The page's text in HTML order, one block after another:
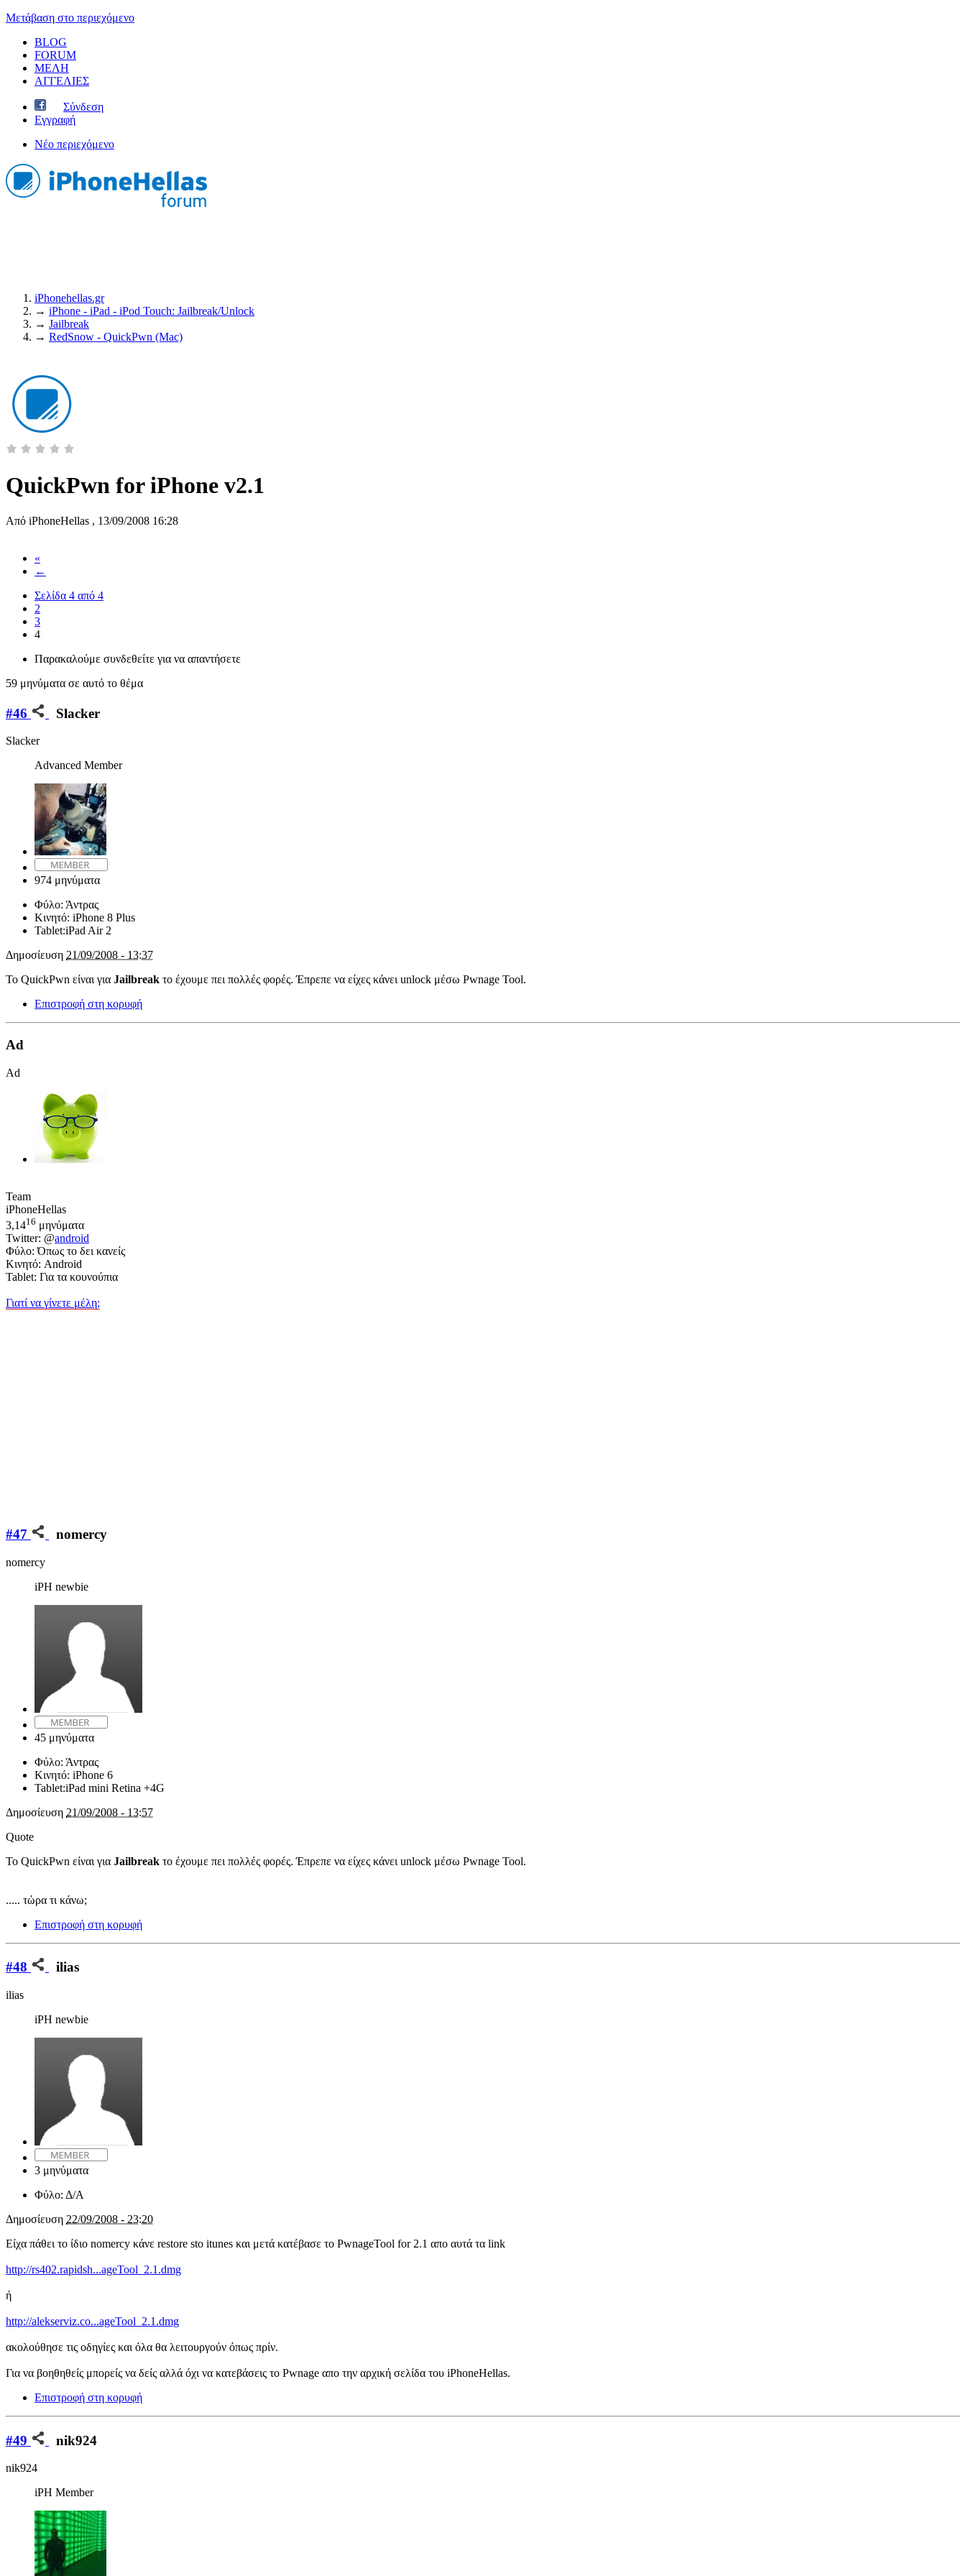
Μετάβαση στο περιεχόμενο
BLOG
FORUM
ΜΕΛΗ
ΑΓΓΕΛΙΕΣ
Σύνδεση
Εγγραφή
Νέο περιεχόμενο
iPhonehellas.gr
→ iPhone - iPad - iPod Touch: Jailbreak/Unlock
→ Jailbreak
→ RedSnow - QuickPwn (Mac)
QuickPwn for iPhone v2.1
Από iPhoneHellas , 13/09/2008 16:28
«
←
Σελίδα 4 από 4
2
3
4
Παρακαλούμε συνδεθείτε για να απαντήσετε
59 μηνύματα σε αυτό το θέμα
#46 Slacker
Slacker
Advanced Member
974 μηνύματα
Φύλο: Άντρας
Κινητό: iPhone 8 Plus
Tablet:iPad Air 2
Δημοσίευση 21/09/2008 - 13:37
Το QuickPwn είναι για Jailbreak το έχουμε πει πολλές φορές. Έπρεπε να είχες κάνει unlock μέσω Pwnage Tool.
Επιστροφή στη κορυφή
Ad
Ad
Team
iPhoneHellas
3,1416 μηνύματα
Twitter: @android
Φύλο: Όπως το δει κανείς
Κινητό: Android
Tablet: Για τα κουνούπια
Γιατί να γίνετε μέλη;
#47 nomercy
nomercy
iPH newbie
45 μηνύματα
Φύλο: Άντρας
Κινητό: iPhone 6
Tablet:iPad mini Retina +4G
Δημοσίευση 21/09/2008 - 13:57
Quote
Το QuickPwn είναι για Jailbreak το έχουμε πει πολλές φορές. Έπρεπε να είχες κάνει unlock μέσω Pwnage Tool.
..... τώρα τι κάνω;
Επιστροφή στη κορυφή
#48 ilias
ilias
iPH newbie
3 μηνύματα
Φύλο: Δ/Α
Δημοσίευση 22/09/2008 - 23:20
Είχα πάθει το ίδιο nomercy κάνε restore sto itunes και μετά κατέβασε το PwnageTool for 2.1 απο αυτά τα link
http://rs402.rapidsh...ageTool_2.1.dmg
ή
http://alekserviz.co...ageTool_2.1.dmg
ακολούθησε τις οδηγίες και όλα θα λειτουργούν όπως πρίν.
Για να βοηθηθείς μπορείς να δείς αλλά όχι να κατεβάσεις το Pwnage απο την αρχική σελίδα του iPhoneHellas.
Επιστροφή στη κορυφή
#49 nik924
nik924
iPH Member